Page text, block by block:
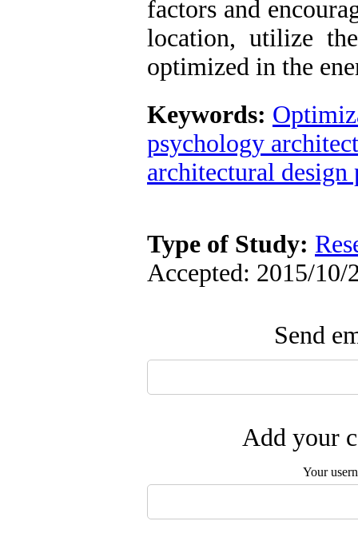
factors and
location, utilize
optimized in the
Keywords:
psychology
architectural design
Type of Study:
Accepted: 2015/10/
Send
Add your
Your